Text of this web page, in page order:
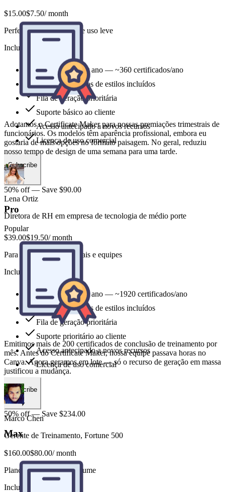
$15.00$7.50/ month
Perfeito para indivíduos e uso leve
Includes
1,800 credits por ano — ~360 certificados/ano
Todos os modelos de estilos incluídos
Fila de geração prioritária
Suporte básico ao cliente
Acesso antecipado a novos recursos
Licença de uso comercial
Subscribe
50% off — Save $90.00
Pro
Popular
$39.00$19.50/ month
Para criadores profissionais e equipes
Includes
9,600 credits por ano — ~1920 certificados/ano
Todos os modelos de estilos incluídos
Fila de geração prioritária
Suporte prioritário ao cliente
Acesso antecipado a novos recursos
Licença de uso comercial
Subscribe
50% off — Save $234.00
Max
$160.00$80.00/ month
Plano anual para alto volume
Includes
Adotamos o Certificate Maker para nossas premiações trimestrais de
funcionários. Os modelos têm aparência profissional, embora eu
gostaria de mais opções no formato paisagem. No geral, reduziu
nosso tempo de design de uma semana para uma tarde.
Lena Ortiz
Diretora de RH em empresa de tecnologia de médio porte
Emitimos mais de 200 certificados de conclusão de treinamento por
mês. Antes do Certificate Maker, nossa equipe passava horas no
Canva. Agora geramos em lote — só o recurso de geração em massa
justificou a mudança.
Marco Chen
Gerente de Treinamento, Fortune 500